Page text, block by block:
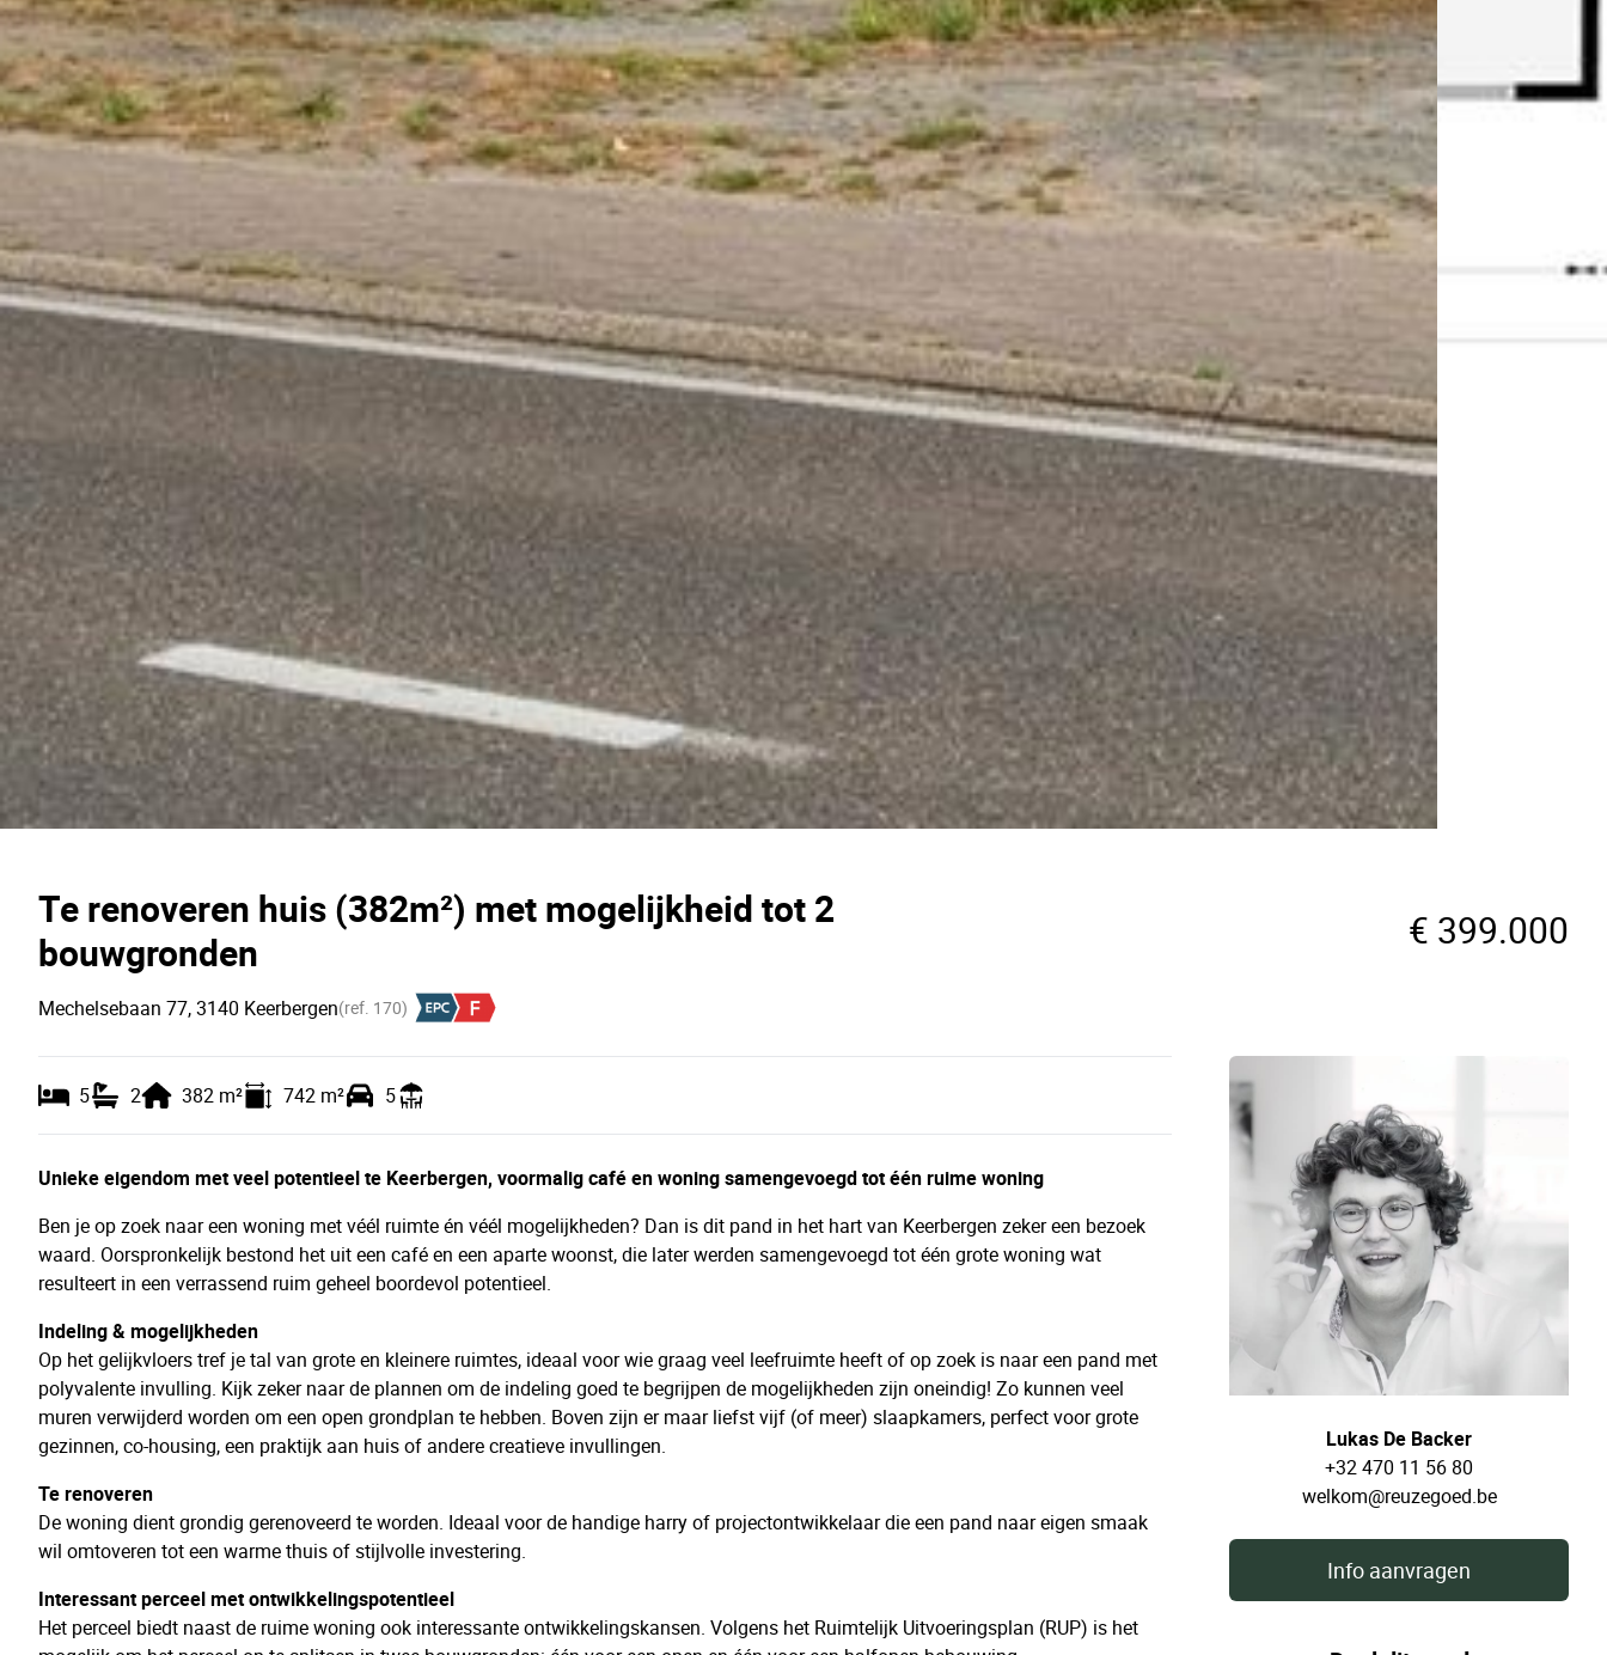
Te renoveren huis (382m²) met mogelijkheid tot 2
bouwgronden
€ 399.000
Mechelsebaan 77, 3140 Keerbergen(ref. 170)
5 2 382 m² 742 m² 5
Unieke eigendom met veel potentieel te Keerbergen, voormalig café en woning samengevoegd tot één ruime woning
Ben je op zoek naar een woning met véél ruimte én véél mogelijkheden? Dan is dit pand in het hart van Keerbergen zeker een bezoek
waard. Oorspronkelijk bestond het uit een café en een aparte woonst, die later werden samengevoegd tot één grote woning wat
resulteert in een verrassend ruim geheel boordevol potentieel.
Indeling & mogelijkheden
Op het gelijkvloers tref je tal van grote en kleinere ruimtes, ideaal voor wie graag veel leefruimte heeft of op zoek is naar een pand met
polyvalente invulling. Kijk zeker naar de plannen om de indeling goed te begrijpen de mogelijkheden zijn oneindig! Zo kunnen veel
muren verwijderd worden om een open grondplan te hebben. Boven zijn er maar liefst vijf (of meer) slaapkamers, perfect voor grote
gezinnen, co-housing, een praktijk aan huis of andere creatieve invullingen.
Te renoveren
De woning dient grondig gerenoveerd te worden. Ideaal voor de handige harry of projectontwikkelaar die een pand naar eigen smaak
wil omtoveren tot een warme thuis of stijlvolle investering.
Interessant perceel met ontwikkelingspotentieel
Het perceel biedt naast de ruime woning ook interessante ontwikkelingskansen. Volgens het Ruimtelijk Uitvoeringsplan (RUP) is het
Lukas De Backer
+32 470 11 56 80
welkom@reuzegoed.be
Info aanvragen